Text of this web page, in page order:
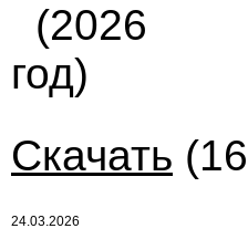
(2026
год)
Скачать
24.03.2026